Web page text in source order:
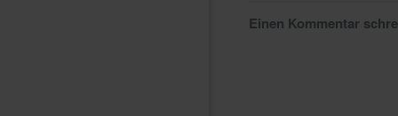
Einen Kommentar